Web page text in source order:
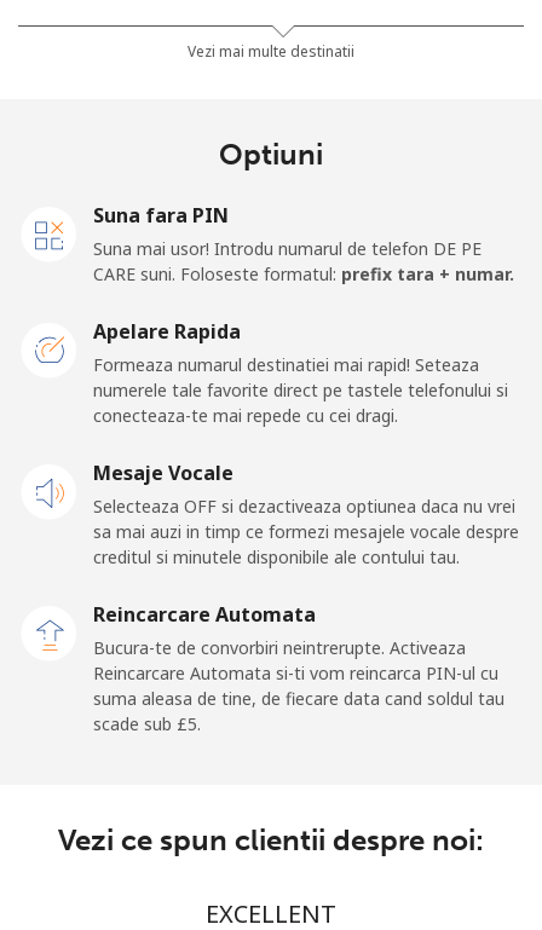
50 min pentru ⁦£10⁩
Telefon
⁦7.9p⁩ 126 min pentru ⁦£10⁩ -
Mobil ⁦76.5p⁩
American Samoa
fix
⁦14.9p⁩
⁦17.5p⁩ 57 min pentru ⁦£10⁩
Andorra
⁦7.9p⁩ 126 min pentru ⁦£10⁩ -
Vezi mai multe destinatii
Optiuni
Suna fara PIN
Suna mai usor! Introdu numarul de telefon DE PE
CARE suni. Foloseste formatul: prefix tara + numar.
Apelare Rapida
Formeaza numarul destinatiei mai rapid! Seteaza
numerele tale favorite direct pe tastele telefonului si
conecteaza-te mai repede cu cei dragi.
Mesaje Vocale
Selecteaza OFF si dezactiveaza optiunea daca nu vrei
sa mai auzi in timp ce formezi mesajele vocale despre
creditul si minutele disponibile ale contului tau.
Reincarcare Automata
Bucura-te de convorbiri neintrerupte. Activeaza
Reincarcare Automata si-ti vom reincarca PIN-ul cu
suma aleasa de tine, de fiecare data cand soldul tau
scade sub ⁦£5⁩.
Vezi ce spun clientii despre noi:
EXCELLENT